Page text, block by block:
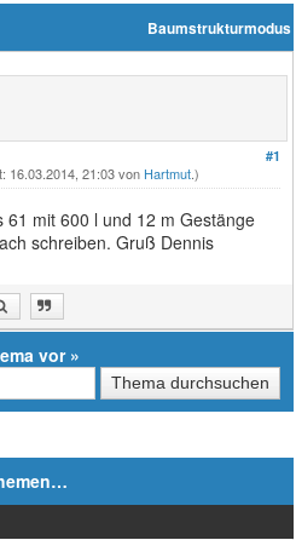
Baumstrukturmodus
#1
16.03.2014, 21:03 von Hartmut.)
61 mit 600 l und 12 m Gestänge
schreiben. Gruß Dennis
vor»